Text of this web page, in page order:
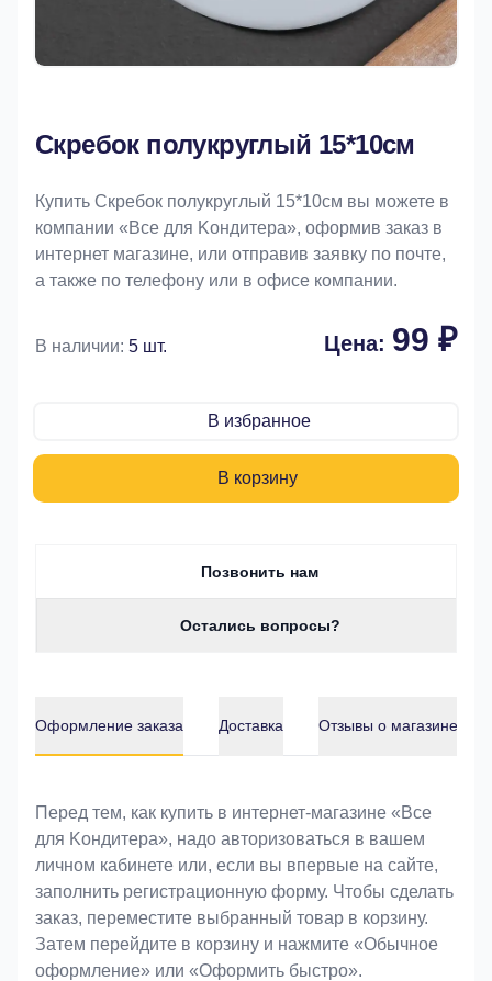
Скребок полукруглый 15*10см
Купить Скребок полукруглый 15*10см вы можете в
компании «Bce для Koндитeрa», оформив заказ в
интернет магазине, или отправив заявку по почте,
а также по телефону или в офисе компании.
В наличии: 5 шт. Цена: 99 ₽
В избранное
В корзину
Позвонить нам
Остались вопросы?
Оформление заказа Доставка Отзывы о магазине
Оформление заказа
Перед тем, как купить в интернет-магазине «Bce
для Koндитeрa», надо авторизоваться в вашем
личном кабинете или, если вы впервые на сайте,
заполнить регистрационную форму. Чтобы сделать
заказ, переместите выбранный товар в корзину.
Затем перейдите в корзину и нажмите «Обычное
оформление» или «Оформить быстро».